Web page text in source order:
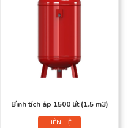
Bình tích áp 1500 lít (1.5 m3)
LIÊN HỆ